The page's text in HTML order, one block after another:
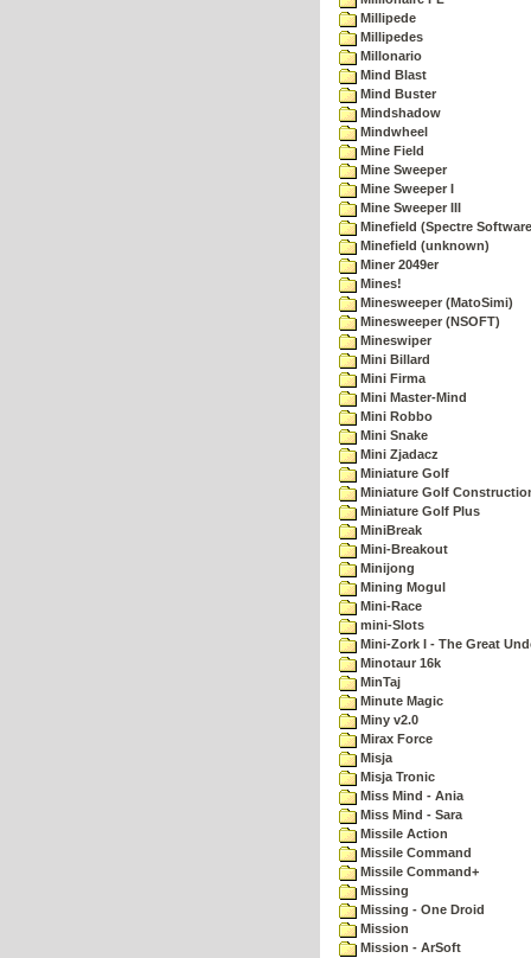
Millipede
Millipedes
Millonario
Mind Blast
Mind Buster
Mindshadow
Mindwheel
Mine Field
Mine Sweeper
Mine Sweeper I
Mine Sweeper III
Minefield (Spectre
Minefield (unknown)
Miner 2049er
Mines!
Minesweeper (MatoSimi)
Minesweeper (NSOFT)
Mineswiper
Mini Billard
Mini Firma
Mini Master-Mind
Mini Robbo
Mini Snake
Mini Zjadacz
Miniature Golf
Miniature Golf
Miniature Golf Plus
MiniBreak
Mini-Breakout
Minijong
Mining Mogul
Mini-Race
mini-Slots
Mini-Zork I - The Great
Minotaur 16k
MinTaj
Minute Magic
Miny v2.0
Mirax Force
Misja
Misja Tronic
Miss Mind - Ania
Miss Mind - Sara
Missile Action
Missile Command
Missile Command+
Missing
Missing - One Droid
Mission
Mission - ArSoft